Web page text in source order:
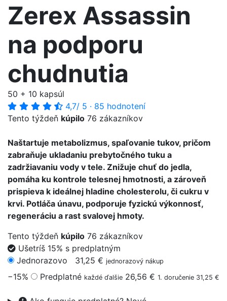
Zerex Assassin
na podporu
chudnutia
50 + 10 kapsúl
4,7/ 5 · 85 hodnotení
Tento týždeň kúpilo 76 zákazníkov
Naštartuje metabolizmus, spaľovanie tukov, pričom
zabraňuje ukladaniu prebytočného tuku a
zadržiavaniu vody v tele. Znižuje chuť do jedla,
pomáha ku kontrole telesnej hmotnosti, a zároveň
prispieva k ideálnej hladine cholesterolu, či cukru v
krvi. Potláča únavu, podporuje fyzickú výkonnosť,
regeneráciu a rast svalovej hmoty.
Tento týždeň kúpilo 76 zákazníkov
Ušetríš 15% s predplatným
Jednorazovo
31,25 € jednorazový nákup
−15% Predplatné každé ďalšie 26,56 € 1. doručenie 31,25 €